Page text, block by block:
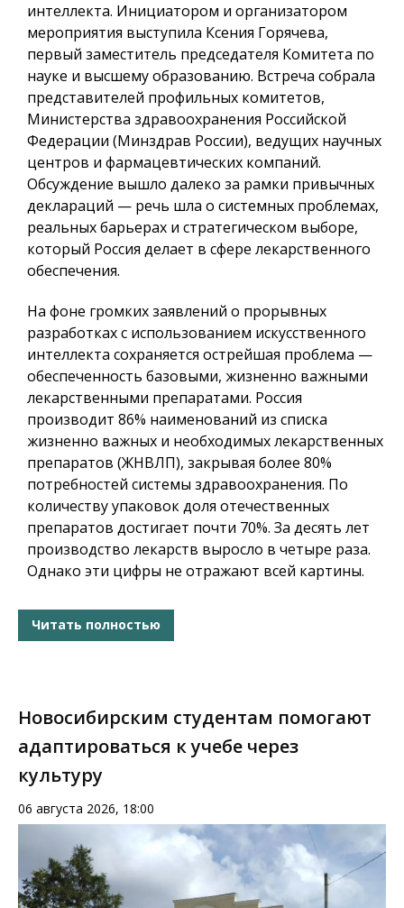
интеллекта. Инициатором и организатором
мероприятия выступила Ксения Горячева,
первый заместитель председателя Комитета по
науке и высшему образованию. Встреча собрала
представителей профильных комитетов,
Министерства здравоохранения Российской
Федерации (Минздрав России), ведущих научных
центров и фармацевтических компаний.
Обсуждение вышло далеко за рамки привычных
деклараций — речь шла о системных проблемах,
реальных барьерах и стратегическом выборе,
который Россия делает в сфере лекарственного
обеспечения.
На фоне громких заявлений о прорывных
разработках с использованием искусственного
интеллекта сохраняется острейшая проблема —
обеспеченность базовыми, жизненно важными
лекарственными препаратами. Россия
производит 86% наименований из списка
жизненно важных и необходимых лекарственных
препаратов (ЖНВЛП), закрывая более 80%
потребностей системы здравоохранения. По
количеству упаковок доля отечественных
препаратов достигает почти 70%. За десять лет
производство лекарств выросло в четыре раза.
Однако эти цифры не отражают всей картины.
Читать полностью
Новосибирским студентам помогают
адаптироваться к учебе через
культуру
06 августа 2026, 18:00